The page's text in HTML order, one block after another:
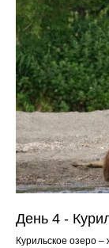
День 4 -
Курильское озеро